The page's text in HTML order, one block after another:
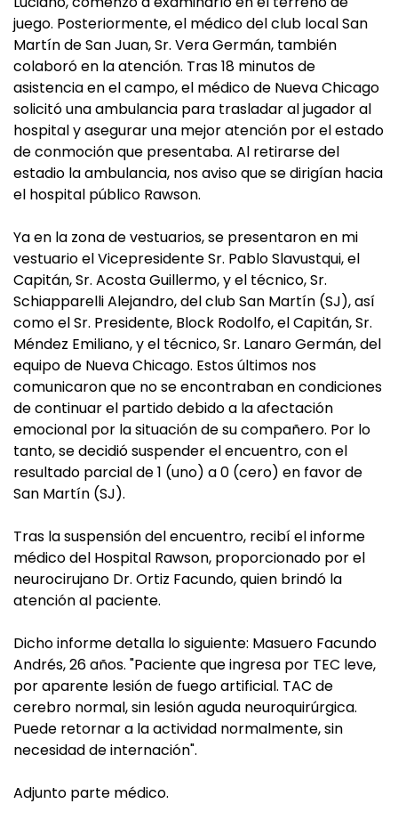
juego. Posteriormente, el médico del club local San
Martín de San Juan, Sr. Vera Germán, también
colaboró en la atención. Tras 18 minutos de
asistencia en el campo, el médico de Nueva Chicago
solicitó una ambulancia para trasladar al jugador al
hospital y asegurar una mejor atención por el estado
de conmoción que presentaba. Al retirarse del
estadio la ambulancia, nos aviso que se dirigían hacia
el hospital público Rawson.
Ya en la zona de vestuarios, se presentaron en mi
vestuario el Vicepresidente Sr. Pablo Slavustqui, el
Capitán, Sr. Acosta Guillermo, y el técnico, Sr.
Schiapparelli Alejandro, del club San Martín (SJ), así
como el Sr. Presidente, Block Rodolfo, el Capitán, Sr.
Méndez Emiliano, y el técnico, Sr. Lanaro Germán, del
equipo de Nueva Chicago. Estos últimos nos
comunicaron que no se encontraban en condiciones
de continuar el partido debido a la afectación
emocional por la situación de su compañero. Por lo
tanto, se decidió suspender el encuentro, con el
resultado parcial de 1 (uno) a 0 (cero) en favor de
San Martín (SJ).
Tras la suspensión del encuentro, recibí el informe
médico del Hospital Rawson, proporcionado por el
neurocirujano Dr. Ortiz Facundo, quien brindó la
atención al paciente.
Dicho informe detalla lo siguiente: Masuero Facundo
Andrés, 26 años. "Paciente que ingresa por TEC leve,
por aparente lesión de fuego artificial. TAC de
cerebro normal, sin lesión aguda neuroquirúrgica.
Puede retornar a la actividad normalmente, sin
necesidad de internación".
Adjunto parte médico.